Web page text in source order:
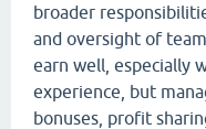
broader
and oversight of
earn well, especially
experience, but
bonuses, profit